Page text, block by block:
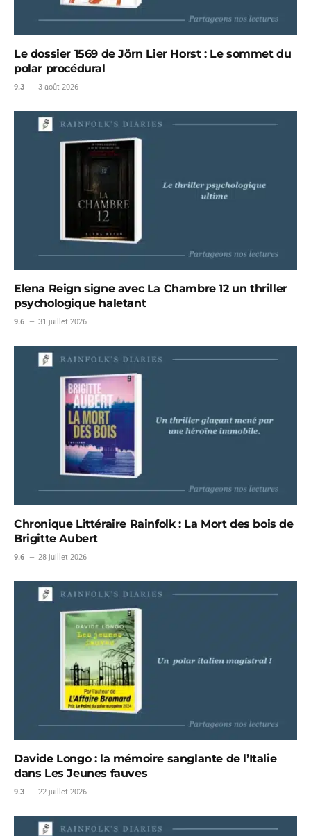
Le dossier 1569 de Jörn Lier Horst : Le sommet du
polar procédural
9.3 3 août 2026
Elena Reign signe avec La Chambre 12 un thriller
psychologique haletant
9.6 31 juillet 2026
Chronique Littéraire Rainfolk : La Mort des bois de
Brigitte Aubert
9.6 28 juillet 2026
Davide Longo : la mémoire sanglante de l’Italie
dans Les Jeunes fauves
9.3 22 juillet 2026